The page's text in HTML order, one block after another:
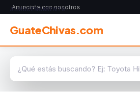
Anunciate con nosotros
GuateChivas.com
ALMACENAMIENTO